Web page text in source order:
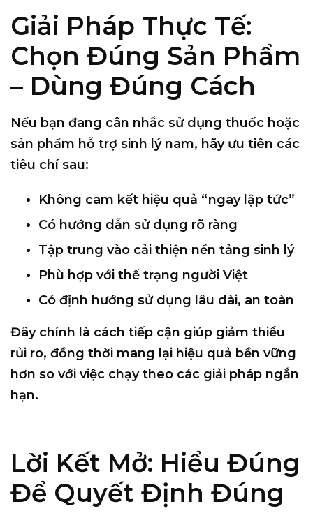
Giải Pháp Thực Tế:
Chọn Đúng Sản Phẩm
– Dùng Đúng Cách
Nếu bạn đang cân nhắc sử dụng thuốc hoặc
sản phẩm hỗ trợ sinh lý nam, hãy ưu tiên các
tiêu chí sau:
Không cam kết hiệu quả “ngay lập tức”
Có hướng dẫn sử dụng rõ ràng
Tập trung vào cải thiện nền tảng sinh lý
Phù hợp với thể trạng người Việt
Có định hướng sử dụng lâu dài, an toàn
Đây chính là cách tiếp cận giúp giảm thiểu
rủi ro, đồng thời mang lại hiệu quả bền vững
hơn so với việc chạy theo các giải pháp ngắn
hạn.
Lời Kết Mở: Hiểu Đúng
Để Quyết Định Đúng